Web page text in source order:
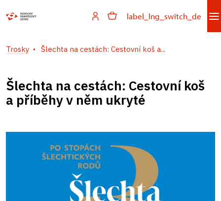
label_lng_switch_de
Trosky Šlechta na cestách: Cestovní koš a...
Šlechta na cestách: Cestovní koš
a příběhy v něm ukryté